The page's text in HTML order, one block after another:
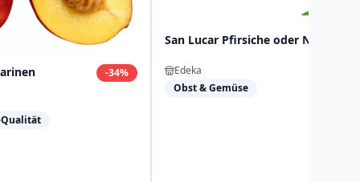
-34%
San Lucar Pfirsiche oder
Edeka
Obst & Gemüse